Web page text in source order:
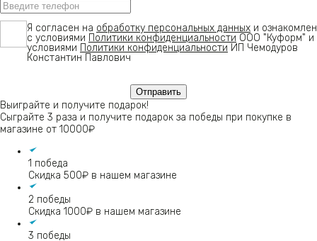
Я согласен на обработку персональных данных и ознакомлен
с условиями Политики конфиденциальности ООО "Куформ" и
условиями Политики конфиденциальности ИП Чемодуров
Константин Павлович
Выиграйте и получите подарок!
Сыграйте 3 раза и получите подарок за победы при покупке в
магазине от 10000₽
1 победа
Скидка 500₽ в нашем магазине
2 победы
Скидка 1000₽ в нашем магазине
3 победы